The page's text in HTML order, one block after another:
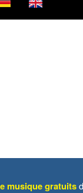
musique gratuits